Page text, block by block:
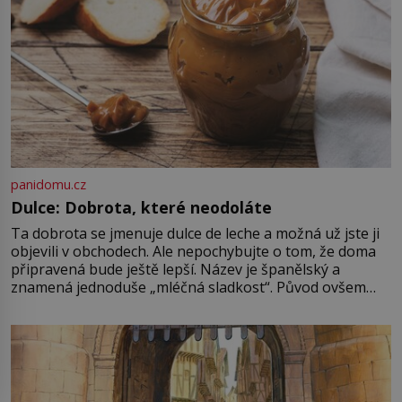
Je 27. května 1991. […]
panidomu.cz
Dulce: Dobrota, které neodoláte
Ta dobrota se jmenuje dulce de leche a možná už jste ji
objevili v obchodech. Ale nepochybujte o tom, že doma
připravená bude ještě lepší. Název je španělský a
znamená jednoduše „mléčná sladkost“. Původ ovšem
pře hned několik latinskoamerických zemí a k tomu
Francie, kde se traduje,